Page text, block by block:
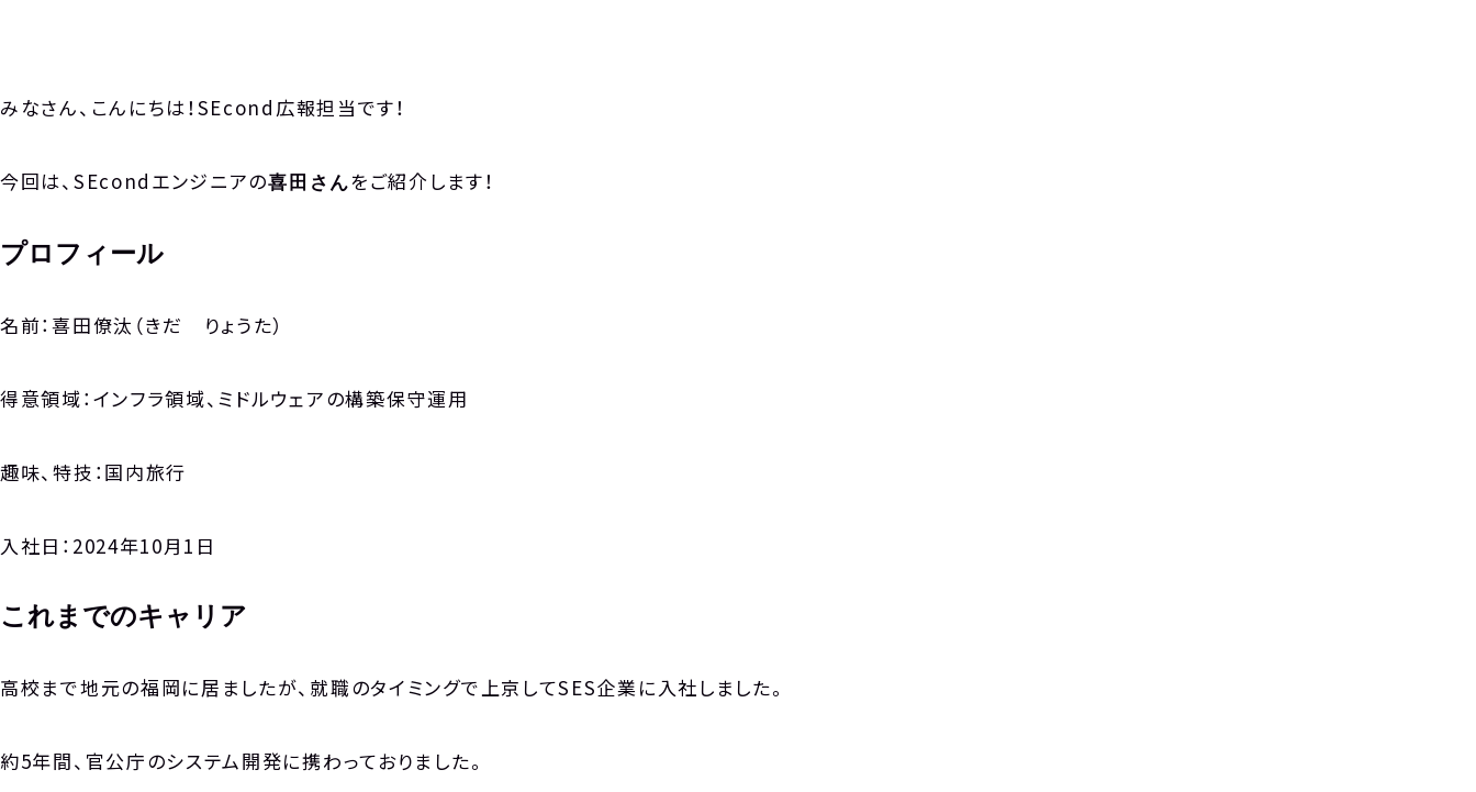
みなさん、こんにちは！SEcond広報担当です！
今回は、SEcondエンジニアの喜田さんをご紹介します！
プロフィール
名前：喜田僚汰（きだ りょうた）
得意領域：インフラ領域、ミドルウェアの構築保守運用
趣味、特技：国内旅行
入社日：2024年10月1日
これまでのキャリア
高校まで地元の福岡に居ましたが、就職のタイミングで上京してSES企業に入社しました。
約5年間、官公庁のシステム開発に携わっておりました。